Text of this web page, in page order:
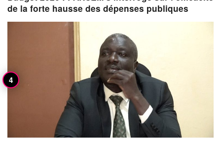
de la forte hausse des dépenses publiques